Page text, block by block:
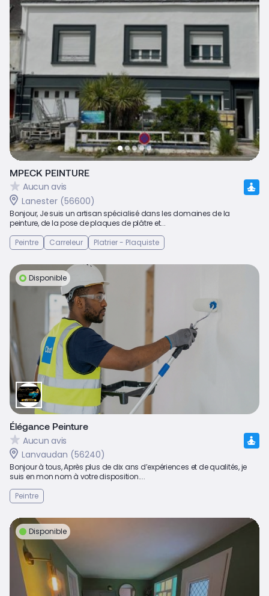
MPECK PEINTURE
Aucun avis
Lanester (56600)
Bonjour, Je suis un artisan spécialisé dans les domaines de la
peinture, de la pose de plaques de plâtre et...
Peintre
Carreleur Platrier - Plaquiste
Disponible
Élégance Peinture
Aucun avis
Lanvaudan (56240)
Bonjour à tous, Après plus de dix ans d’expériences et de qualités, je
suis en mon nom à votre disposition....
Peintre
Disponible